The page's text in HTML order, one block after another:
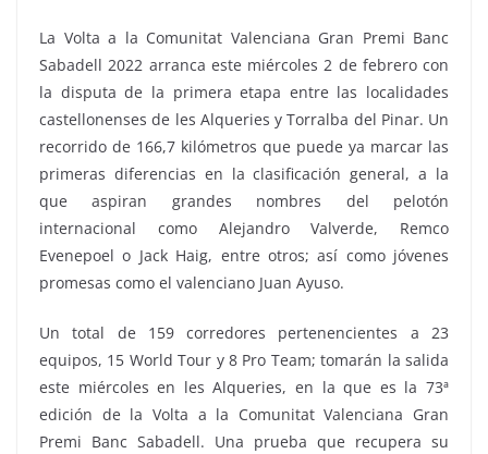
La Volta a la Comunitat Valenciana Gran Premi Banc
Sabadell 2022 arranca este miércoles 2 de febrero con
la disputa de la primera etapa entre las localidades
castellonenses de les Alqueries y Torralba del Pinar. Un
recorrido de 166,7 kilómetros que puede ya marcar las
primeras diferencias en la clasificación general, a la
que aspiran grandes nombres del pelotón
internacional como Alejandro Valverde, Remco
Evenepoel o Jack Haig, entre otros; así como jóvenes
promesas como el valenciano Juan Ayuso.
Un total de 159 corredores pertenencientes a 23
equipos, 15 World Tour y 8 Pro Team; tomarán la salida
este miércoles en les Alqueries, en la que es la 73ª
edición de la Volta a la Comunitat Valenciana Gran
Premi Banc Sabadell. Una prueba que recupera su